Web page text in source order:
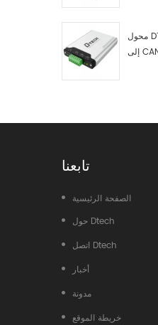
محول DTECH الصناعي من USB
إلى CAN، وحدة محول USB من
تابعنا
الصفحة الرئيسية
حول Dtech
اتصل Dtech
أخبار
مدونة
خريطة الموقع